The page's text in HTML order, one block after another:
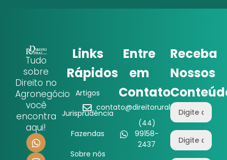
Tudo
sobre
Direito no
Agronegócio
você
encontra
aqui!
Links
Rápidos
Artigos
Jurisprudência
Fazendas
Sobre nós
Entre
em
Contato
contato@direitorural.com.br
(44)
99158-
2437
Receba
Nossos